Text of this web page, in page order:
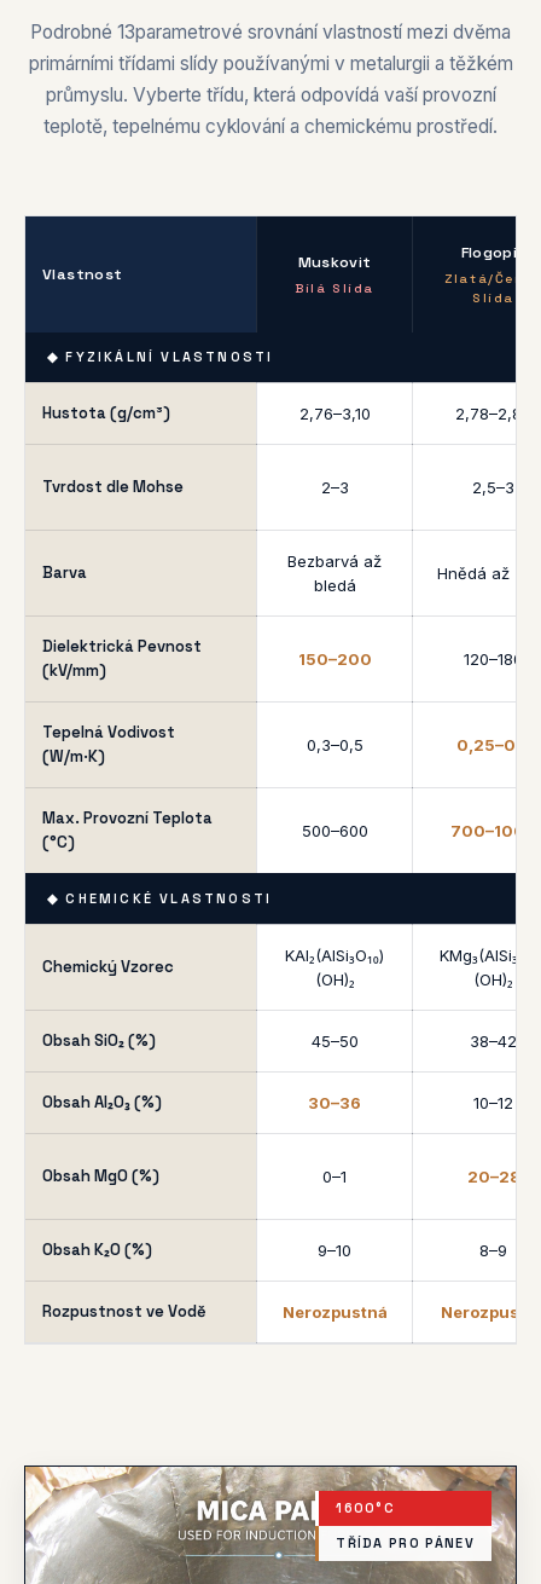
Podrobné 13parametrové srovnání vlastností mezi dvěma
primárními třídami slídy používanými v metalurgii a těžkém
průmyslu. Vyberte třídu, která odpovídá vaší provozní
teplotě, tepelnému cyklování a chemickému prostředí.
Vlastnost
Muskovit
Bílá Slída
Flogopit
Zlatá/Černá
Slída
◆ FYZIKÁLNÍ VLASTNOSTI
Hustota (g/cm³) 2,76–3,10 2,78–2,85
Tvrdost dle Mohse 2–3 2,5–3
Barva
Bezbarvá až
bledá
Hnědá až
Dielektrická Pevnost
(kV/mm)
150–200 120–180
Tepelná Vodivost
(W/m·K)
0,3–0,5 0,25–0,4
Max. Provozní Teplota
(°C)
500–600 700–1000
◆ CHEMICKÉ VLASTNOSTI
Chemický Vzorec
KAl₂(AlSi₃O₁₀)
(OH)₂
(OH)₂
Obsah SiO₂ (%) 45–50 38–42
Obsah Al₂O₃ (%) 30–36 10–12
Obsah MgO (%) 0–1 20–28
Obsah K₂O (%) 9–10 8–9
Rozpustnost ve Vodě Nerozpustná
1600°C
TŘÍDA PRO PÁNEV